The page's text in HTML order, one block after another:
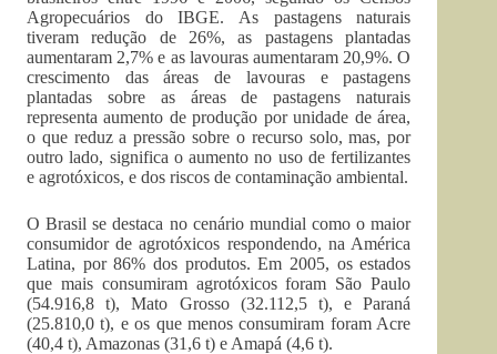
Agropecuários do IBGE. As pastagens naturais
tiveram redução de 26%, as pastagens plantadas
aumentaram 2,7% e as lavouras aumentaram 20,9%. O
crescimento das áreas de lavouras e pastagens
plantadas sobre as áreas de pastagens naturais
representa aumento de produção por unidade de área,
o que reduz a pressão sobre o recurso solo, mas, por
outro lado, significa o aumento no uso de fertilizantes
e agrotóxicos, e dos riscos de contaminação ambiental.
O Brasil se destaca no cenário mundial como o maior
consumidor de agrotóxicos respondendo, na América
Latina, por 86% dos produtos. Em 2005, os estados
que mais consumiram agrotóxicos foram São Paulo
(54.916,8 t), Mato Grosso (32.112,5 t), e Paraná
(25.810,0 t), e os que menos consumiram foram Acre
(40,4 t), Amazonas (31,6 t) e Amapá (4,6 t).